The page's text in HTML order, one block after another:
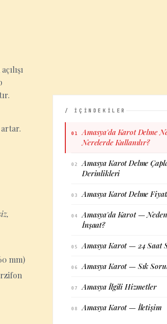
mm)
/ İÇİNDEKİLER
01
Amasya'da Karot Delme
Nerelerde Kullanılır?
02
Amasya Karot Delme
Derinlikleri
03 Amasya Karot Delme
04
Amasya'da Karot —
İnşaat?
05 Amasya Karot — 24 Saat
06 Amasya Karot — Sık
07 Amasya İlgili Hizmetler
08 Amasya Karot — İletişim